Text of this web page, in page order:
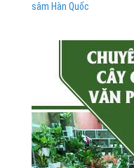
sâm Hàn Quốc